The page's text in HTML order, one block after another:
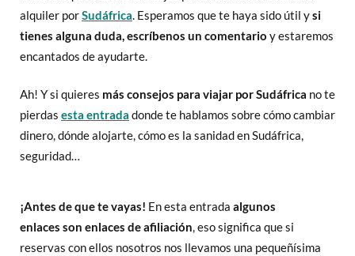
alquiler porSudáfrica. Esperamos que te haya sido útil ysi
tienes alguna duda, escríbenos un comentario y estaremos
encantados de ayudarte.
Ah! Y si quieres más consejos para viajar por Sudáfrica no te
pierdas esta entrada donde te hablamos sobre cómo cambiar
dinero, dónde alojarte, cómo es la sanidad en Sudáfrica,
seguridad…
¡Antes de que te vayas! En esta entrada algunos
enlaces son enlaces de afiliación, eso significa que si
reservas con ellos nosotros nos llevamos una pequeñísima